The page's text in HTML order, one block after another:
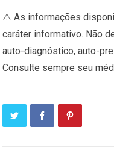
⚠️ As informações
caráter informativo. Não
auto-diagnóstico, auto-
Consulte sempre seu